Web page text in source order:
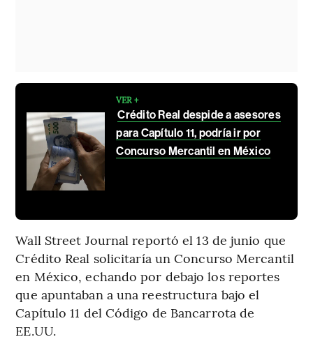
VER +
Crédito Real despide a asesores
para Capítulo 11, podría ir por
Concurso Mercantil en México
Wall Street Journal reportó el 13 de junio que
Crédito Real solicitaría un Concurso Mercantil
en México, echando por debajo los reportes
que apuntaban a una reestructura bajo el
Capítulo 11 del Código de Bancarrota de
EE.UU.